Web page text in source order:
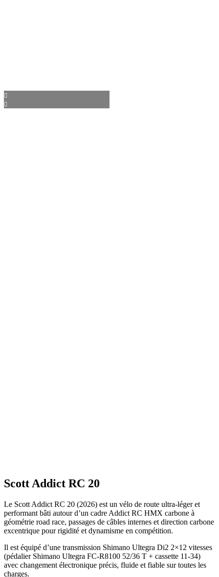
Scott Addict RC 20
Le Scott Addict RC 20 (2026) est un vélo de route ultra-léger et
performant bâti autour d’un cadre Addict RC HMX carbone à
géométrie road race, passages de câbles internes et direction carbone
excentrique pour rigidité et dynamisme en compétition.
Il est équipé d’une transmission Shimano Ultegra Di2 2×12 vitesses
(pédalier Shimano Ultegra FC-R8100 52/36 T + cassette 11-34)
avec changement électronique précis, fluide et fiable sur toutes les
charges.